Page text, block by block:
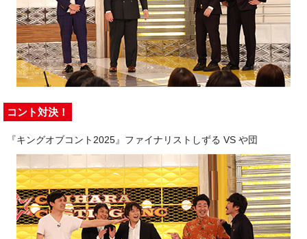
コント対決！
『キングオブコント2025』ファイナリストしずる VS や団